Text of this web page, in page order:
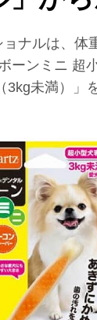
ナルは、体
ーンミニ 超
未満）」